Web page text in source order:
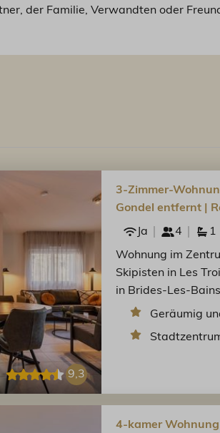
der Familie, Verwandten oder
9,3
3-Zimmer-
Gondel entfernt |
Ja 4 1
Wohnung im
Skipisten in Les
in Brides-Les-
Geräumig
4-kamer